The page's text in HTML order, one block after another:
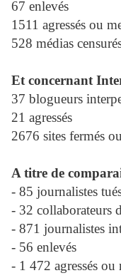
67 enlevés
1511 agressés ou
528 médias
Et concernant
37 blogueurs
21 agressés
2676 sites fermés
A titre de
- 85 journalistes
- 32 collaborateurs
- 871 journalistes
- 56 enlevés
- 1 472 agressés ou